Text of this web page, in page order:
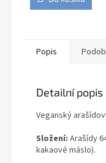
Popis
Detailní
Veganský
Složení: Arašídy
kakaové máslo).